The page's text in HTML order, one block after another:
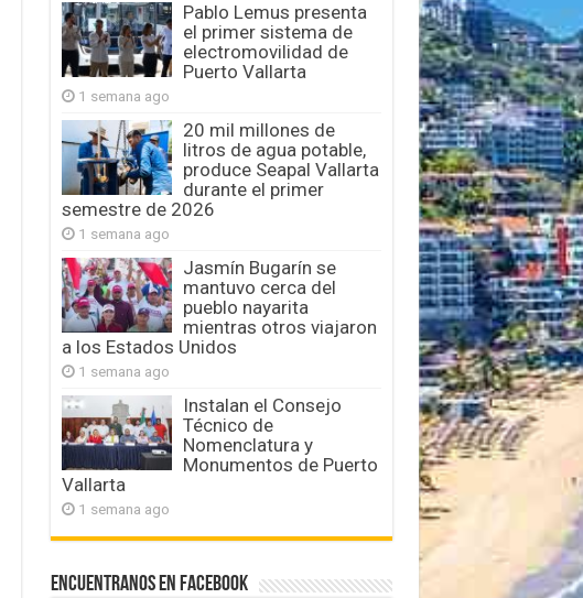
Pablo Lemus presenta
el primer sistema de
electromovilidad de
Puerto Vallarta
1 semana ago
20 mil millones de
litros de agua potable,
produce Seapal Vallarta
durante el primer
semestre de 2026
1 semana ago
Jasmín Bugarín se
mantuvo cerca del
pueblo nayarita
mientras otros viajaron
a los Estados Unidos
1 semana ago
Instalan el Consejo
Técnico de
Nomenclatura y
Monumentos de Puerto
Vallarta
1 semana ago
Encuentranos en Facebook